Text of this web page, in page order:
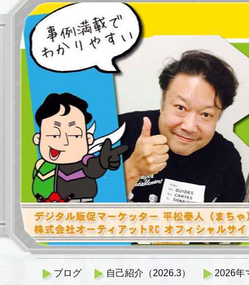
ブログ 自己紹介（2026.3） 2026年